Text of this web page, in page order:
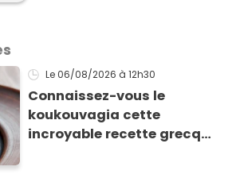
Le 06/08/2026 à 12h30
Connaissez-vous le
koukouvagia cette
incroyable recette grecque